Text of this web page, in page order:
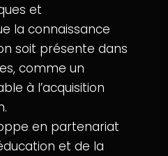
et
la connaissance
soit présente dans
comme un
à l’acquisition
en partenariat
et de la